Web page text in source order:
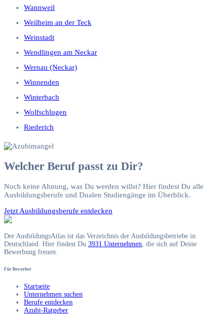
Wannweil
Weilheim an der Teck
Weinstadt
Wendlingen am Neckar
Wernau (Neckar)
Winnenden
Winterbach
Wolfschlugen
Riederich
Welcher Beruf passt zu Dir?
Noch keine Ahnung, was Du werden willst? Hier findest Du alle
Ausbildungsberufe und Dualen Studiengänge im Überblick.
Jetzt Ausbildungsberufe entdecken
Der AusbildungsAtlas ist das Verzeichnis der Ausbildungsbetriebe in
Deutschland. Hier findest Du 3931 Unternehmen , die sich auf Deine
Bewerbung freuen.
Für Bewerber
Startseite
Unternehmen suchen
Berufe entdecken
Azubi-Ratgeber